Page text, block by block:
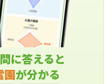
に答えると
園が分かる